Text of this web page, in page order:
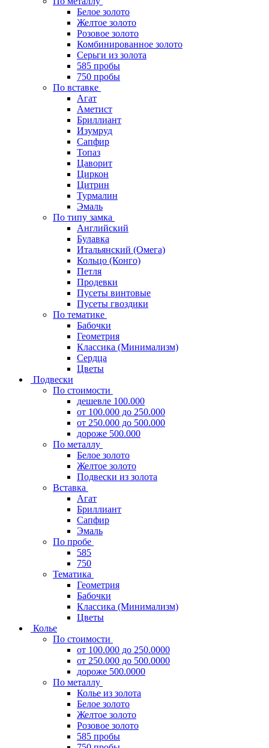
Белое золото
Желтое золото
Розовое золото
Комбинированное золото
Серьги из золота
585 пробы
750 пробы
По вставке
Агат
Аметист
Бриллиант
Изумруд
Сапфир
Топаз
Цаворит
Циркон
Цитрин
Турмалин
Эмаль
По типу замка
Английский
Булавка
Итальянский (Омега)
Кольцо (Конго)
Петля
Продевки
Пусеты винтовые
Пусеты гвоздики
По тематике
Бабочки
Геометрия
Классика (Минимализм)
Сердца
Цветы
Подвески
По стоимости
дешевле 100.000
от 100.000 до 250.000
от 250.000 до 500.000
дороже 500.000
По металлу
Белое золото
Желтое золото
Подвески из золота
Вставка
Агат
Бриллиант
Сапфир
Эмаль
По пробе
585
750
Тематика
Геометрия
Бабочки
Классика (Минимализм)
Цветы
Колье
По стоимости
от 100.000 до 250.0000
от 250.000 до 500.0000
дороже 500.0000
По металлу
Колье из золота
Белое золото
Желтое золото
Розовое золото
585 пробы